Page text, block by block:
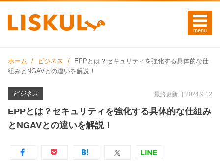
ホーム ビジネス
EPPとは？セキュリティを強化する具体的な仕
組みとNGAVとの違いを解説！
ビジネス 最終更新日:2024.9.12
EPPとは？セキュリティを強化する具体的な仕組み
とNGAVとの違いを解説！